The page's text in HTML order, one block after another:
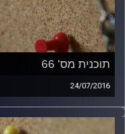
תוכנית מס' 66
24/07/2016
קלאסיקות רוק עם אורן הוף.